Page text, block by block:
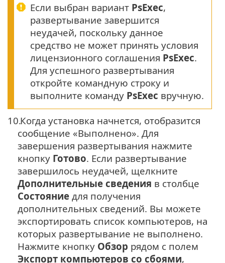
Если выбран вариант PsExec,
развертывание завершится
неудачей, поскольку данное
средство не может принять условия
лицензионного соглашения PsExec.
Для успешного развертывания
откройте командную строку и
выполните команду PsExec вручную.
10.Когда установка начнется, отобразится
сообщение «Выполнено». Для
завершения развертывания нажмите
кнопку Готово. Если развертывание
завершилось неудачей, щелкните
Дополнительные сведения в столбце
Состояние для получения
дополнительных сведений. Вы можете
экспортировать список компьютеров, на
которых развертывание не выполнено.
Нажмите кнопку Обзор рядом с полем
Экспорт компьютеров со сбоями,